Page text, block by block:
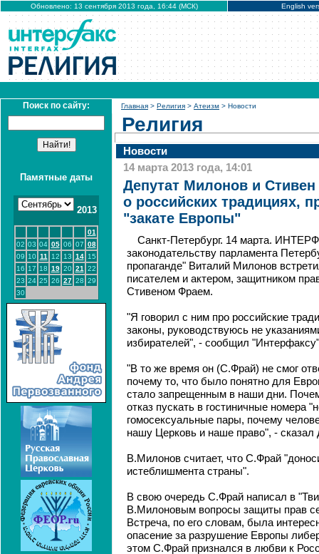
Обновлено: 13 сентября 2013 года, 16:44 (МСК) English
Поиск по сайту:
Памятные даты
2013
01
02 03 04 05 06 07 08
09 10 11 12 13 14 15
16 17 18 19 20 21
22
23 24 25 26 27 28 29
30
Главная > Религия > Атеизм > Новости
Религия
Новости
14 марта 2013 года, 14:01
Депутат Милонов и
о российских традициях,
"закате Европы"
Санкт-Петербург. 14 марта.
законодательству парламента
пропаганде" Виталий Милонов
писателем и актером, защитником
Стивеном Фраем.
"Я говорил с ним про российские
законы, руководствуюсь не
избирателей", - сообщил
"В то же время он (С.Фрай) не смог
почему то, что было понятно для
стало запрещенным в наши дни.
отказ пускать в гостиничные номера
гомосексуальные пары, почему
нашу Церковь и наше право", - сказал
В.Милонов считает, что С.Фрай
истеблишмента страны".
В свою очередь С.Фрай написал в
В.Милоновым вопросы защиты прав
Встреча, по его словам, была
опасение за разрушение Европы
этом С.Фрай признался в любви к